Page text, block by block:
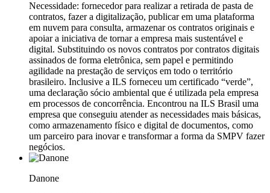
Necessidade: fornecedor para realizar a retirada de pasta de
contratos, fazer a digitalização, publicar em uma plataforma
em nuvem para consulta, armazenar os contratos originais e
apoiar a iniciativa de tornar a empresa mais sustentável e
digital. Substituindo os novos contratos por contratos digitais
assinados de forma eletrônica, sem papel e permitindo
agilidade na prestação de serviços em todo o território
brasileiro. Inclusive a ILS forneceu um certificado “verde”,
uma declaração sócio ambiental que é utilizada pela empresa
em processos de concorrência. Encontrou na ILS Brasil uma
empresa que conseguiu atender as necessidades mais básicas,
como armazenamento físico e digital de documentos, como
um parceiro para inovar e transformar a forma da SMPV fazer
negócios.
Danone